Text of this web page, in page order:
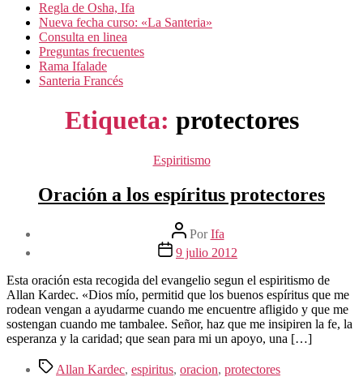
Regla de Osha, Ifa
Nueva fecha curso: «La Santeria»
Consulta en linea
Preguntas frecuentes
Rama Ifalade
Santeria Francés
Etiqueta: protectores
Categorías
Espiritismo
Oración a los espíritus protectores
Autor
de
la
PorIfa
Fecha
la
entrada
9 julio 2012
Esta oración esta recogida del evangelio segun el espiritismo de
Allan Kardec. «Dios mío, permitid que los buenos espíritus que me
rodean vengan a ayudarme cuando me encuentre afligido y que me
sostengan cuando me tambalee. Señor, haz que me insipiren la fe, la
esperanza y la caridad; que sean para mi un apoyo, una […]
Etiquetas
Allan Kardec, espiritus, oracion, protectores